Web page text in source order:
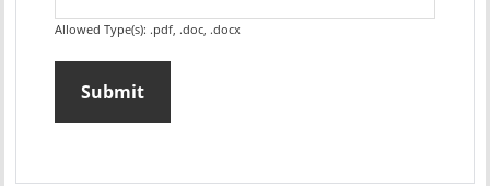
Allowed Type(s): .pdf, .doc, .docx